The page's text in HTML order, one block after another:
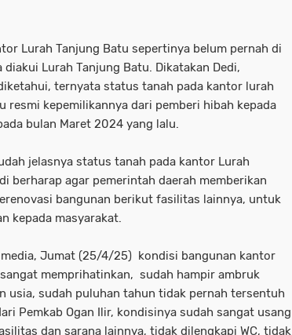
Lurah Tanjung Batu sepertinya belum pernah di
Lurah Tanjung Batu. Dikatakan Dedi,
ternyata status tanah pada kantor lurah
resmi kepemilikannya dari pemberi hibah kepada
bulan Maret 2024 yang lalu.
jelasnya status tanah pada kantor Lurah
berharap agar pemerintah daerah memberikan
bangunan berikut fasilitas lainnya, untuk
kepada masyarakat.
media, Jumat (25/4/25) kondisi bangunan kantor
memprihatinkan, sudah hampir ambruk
usia, sudah puluhan tahun tidak pernah tersentuh
Pemkab Ogan Ilir, kondisinya sudah sangat usang
dan sarana lainnya, tidak dilengkapi WC, tidak